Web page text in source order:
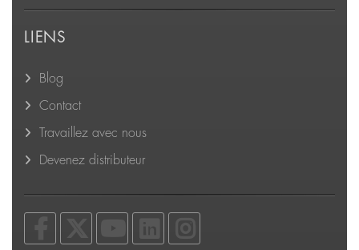
LIENS
Blog
Contact
Travaillez avec nous
Devenez distributeur